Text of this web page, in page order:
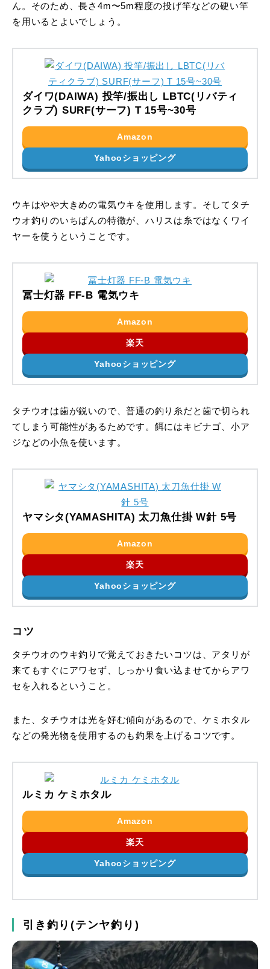
ん。そのため、長さ4m〜5m程度の投げ竿などの硬い竿
を用いるとよいでしょう。
ダイワ(DAIWA) 投竿/振出し LBTC(リバティ
クラブ) SURF(サーフ) T 15号~30号
Amazon
Yahooショッピング
ウキはやや大きめの電気ウキを使用します。そしてタチ
ウオ釣りのいちばんの特徴が、ハリスは糸ではなくワイ
ヤーを使うということです。
冨士灯器 FF-B 電気ウキ
Amazon
楽天
Yahooショッピング
タチウオは歯が鋭いので、普通の釣り糸だと歯で切られ
てしまう可能性があるためです。餌にはキビナゴ、小ア
ジなどの小魚を使います。
ヤマシタ(YAMASHITA) 太刀魚仕掛 W針 5号
Amazon
楽天
Yahooショッピング
コツ
タチウオのウキ釣りで覚えておきたいコツは、アタリが
来てもすぐにアワセず、しっかり食い込ませてからアワ
セを入れるということ。
また、タチウオは光を好む傾向があるので、ケミホタル
などの発光物を使用するのも釣果を上げるコツです。
ルミカ ケミホタル
Amazon
楽天
Yahooショッピング
引き釣り(テンヤ釣り)